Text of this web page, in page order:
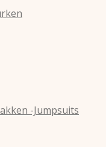
-Jumpsuits